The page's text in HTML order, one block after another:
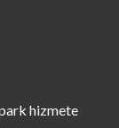
hizmete